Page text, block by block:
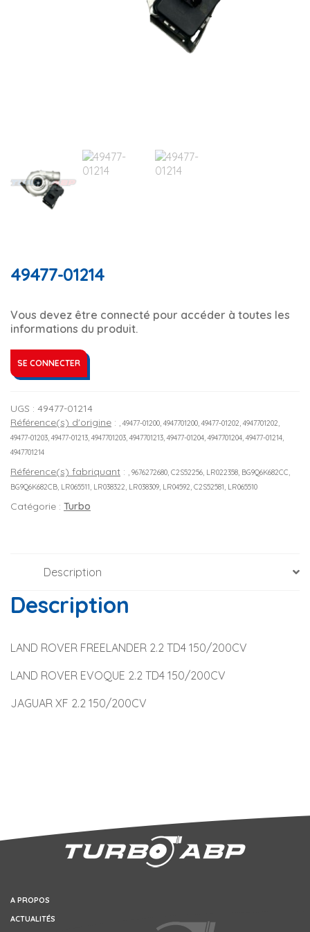
49477-01214
Vous devez être connecté pour accéder à toutes les
informations du produit.
SE CONNECTER
UGS : 49477-01214
Référence(s) d'origine : , 49477-01200, 4947701200, 49477-01202, 4947701202,
49477-01203, 49477-01213, 4947701203, 4947701213, 49477-01204, 4947701204, 49477-01214,
4947701214
Référence(s) fabriquant : , 9676272680, C2S52256, LR022358, BG9Q6K682CC,
BG9Q6K682CB, LR065511, LR038322, LR038309, LR04592, C2S52581, LR065510
Catégorie : Turbo
Description
Description
LAND ROVER FREELANDER 2.2 TD4 150/200CV
LAND ROVER EVOQUE 2.2 TD4 150/200CV
JAGUAR XF 2.2 150/200CV
A PROPOS
ACTUALITÉS